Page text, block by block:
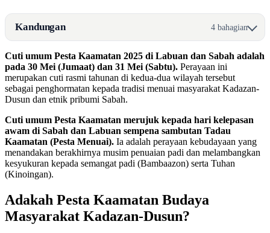
Kandungan 4 bahagian
Cuti umum Pesta Kaamatan 2025 di Labuan dan Sabah adalah
pada 30 Mei (Jumaat) dan 31 Mei (Sabtu). Perayaan ini
merupakan cuti rasmi tahunan di kedua-dua wilayah tersebut
sebagai penghormatan kepada tradisi menuai masyarakat Kadazan-
Dusun dan etnik pribumi Sabah.
Cuti umum Pesta Kaamatan merujuk kepada hari kelepasan
awam di Sabah dan Labuan sempena sambutan Tadau
Kaamatan (Pesta Menuai). Ia adalah perayaan kebudayaan yang
menandakan berakhirnya musim penuaian padi dan melambangkan
kesyukuran kepada semangat padi (Bambaazon) serta Tuhan
(Kinoingan).
Adakah Pesta Kaamatan Budaya
Masyarakat Kadazan-Dusun?